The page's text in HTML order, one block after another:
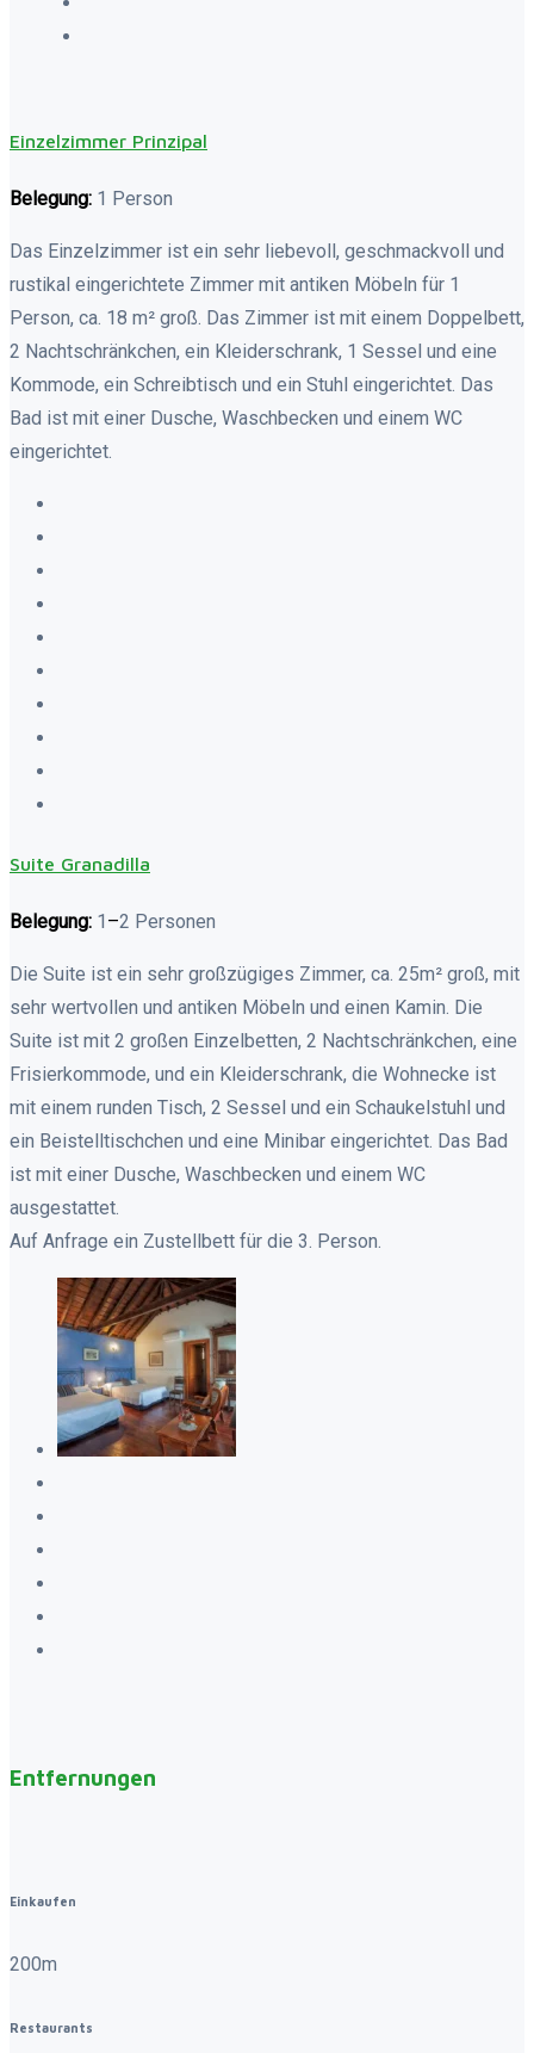
Einzelzimmer Prinzipal
Belegung: 1 Person
Das Einzelzimmer ist ein sehr liebevoll, geschmackvoll und
rustikal eingerichtete Zimmer mit antiken Möbeln für 1
Person, ca. 18 m² groß. Das Zimmer ist mit einem Doppelbett,
2 Nachtschränkchen, ein Kleiderschrank, 1 Sessel und eine
Kommode, ein Schreibtisch und ein Stuhl eingerichtet. Das
Bad ist mit einer Dusche, Waschbecken und einem WC
eingerichtet.
Suite Granadilla
Belegung: 1 –2 Personen
Die Suite ist ein sehr großzügiges Zimmer, ca. 25m² groß, mit
sehr wertvollen und antiken Möbeln und einen Kamin. Die
Suite ist mit 2 großen Einzelbetten, 2 Nachtschränkchen, eine
Frisierkommode, und ein Kleiderschrank, die Wohnecke ist
mit einem runden Tisch, 2 Sessel und ein Schaukelstuhl und
ein Beistelltischchen und eine Minibar eingerichtet. Das Bad
ist mit einer Dusche, Waschbecken und einem WC
ausgestattet.
Auf Anfrage ein Zustellbett für die 3. Person.
Entfernungen
Einkaufen
200m
Restaurants